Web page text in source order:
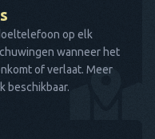
op elk
wanneer het
of verlaat. Meer
beschikbaar.